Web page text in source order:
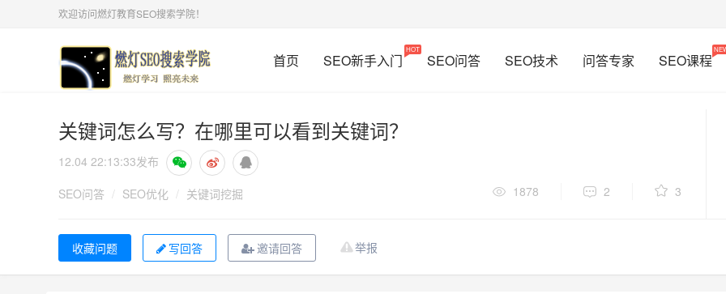
欢迎访问燃灯教育SEO搜索学院！
首页 SEO新手入门
HOT
SEO问答 SEO技术 问答专家 SEO课程
关键词怎么写？在哪里可以看到关键词？
12.04 22:13:33发布
SEO问答 / SEO优化 / 关键词挖掘 1878 2 3
举报
写回答 邀请回答